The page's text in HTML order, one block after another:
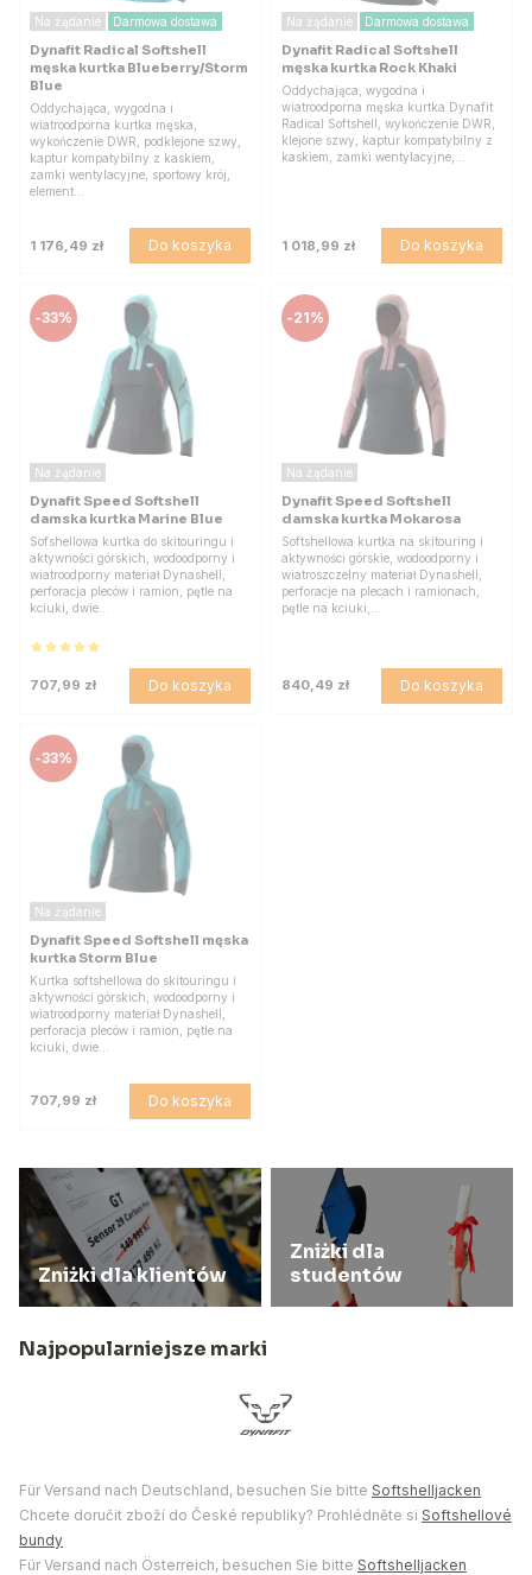
Na żądanie Darmowa dostawa
Dynafit Radical Softshell
męska kurtka Blueberry/Storm
Blue
Oddychająca, wygodna i
wiatroodporna kurtka męska,
wykończenie DWR, podklejone szwy,
kaptur kompatybilny z kaskiem,
zamki wentylacyjne, sportowy krój,
element…
1 176,49 zł Do koszyka
Na żądanie Darmowa dostawa
Dynafit Radical Softshell
męska kurtka Rock Khaki
Oddychająca, wygodna i
wiatroodporna męska kurtka Dynafit
Radical Softshell, wykończenie DWR,
klejone szwy, kaptur kompatybilny z
kaskiem, zamki wentylacyjne,…
1 018,99 zł Do koszyka
-33%
Na żądanie
Dynafit Speed Softshell
damska kurtka Marine Blue
Sofshellowa kurtka do skitouringu i
aktywności górskich, wodoodporny i
wiatroodporny materiał Dynashell,
perforacja pleców i ramion, pętle na
kciuki, dwie…
707,99 zł Do koszyka
-21%
Na żądanie
Dynafit Speed Softshell
damska kurtka Mokarosa
Softshellowa kurtka na skitouring i
aktywności górskie, wodoodporny i
wiatroszczelny materiał Dynashell,
perforacje na plecach i ramionach,
pętle na kciuki,…
840,49 zł Do koszyka
-33%
Na żądanie
Dynafit Speed Softshell męska
kurtka Storm Blue
Kurtka softshellowa do skitouringu i
aktywności górskich, wodoodporny i
wiatroodporny materiał Dynashell,
perforacja pleców i ramion, pętle na
kciuki, dwie…
707,99 zł Do koszyka
Zniżki dla klientów
Zniżki dla
studentów
Najpopularniejsze marki
Für Versand nach Deutschland, besuchen Sie bitte Softshelljacken
Chcete doručit zboží do České republiky? Prohlédněte si Softshellové
bundy
Für Versand nach Österreich, besuchen Sie bitte Softshelljacken